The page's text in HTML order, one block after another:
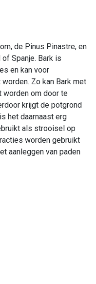
de Pinus Pinastre, en
Spanje. Bark is
en kan voor
Zo kan Bark met
worden om door te
krijgt de potgrond
het daarnaast erg
als strooisel op
worden gebruikt
aanleggen van paden